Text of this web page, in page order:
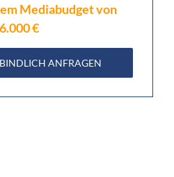
Mediabudget von
6.000 €
ANFRAGEN